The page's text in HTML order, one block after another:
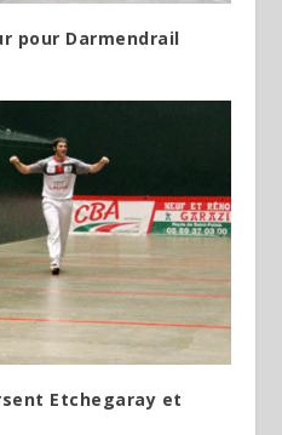
pour Darmendrail
Etchegaray et